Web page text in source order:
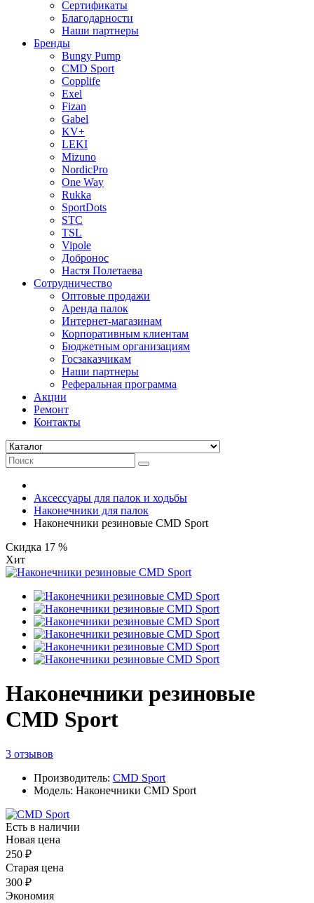
Сертификаты
Благодарности
Наши партнеры
Бренды
Bungy Pump
CMD Sport
Copplife
Exel
Fizan
Gabel
KV+
LEKI
Mizuno
NordicPro
One Way
Rukka
SportDots
STC
TSL
Vipole
Добронос
Настя Полетаева
Сотрудничество
Оптовые продажи
Аренда палок
Интернет-магазинам
Корпоративным клиентам
Бюджетным организациям
Госзаказчикам
Наши партнеры
Реферальная программа
Акции
Ремонт
Контакты
Аксессуары для палок и ходьбы
Наконечники для палок
Наконечники резиновые CMD Sport
Скидка 17 %
Хит
Наконечники резиновые
CMD Sport
3 отзывов
Производитель: CMD Sport
Модель: Наконечники CMD Sport
Есть в наличии
Новая цена
250 ₽
Старая цена
300 ₽
Экономия